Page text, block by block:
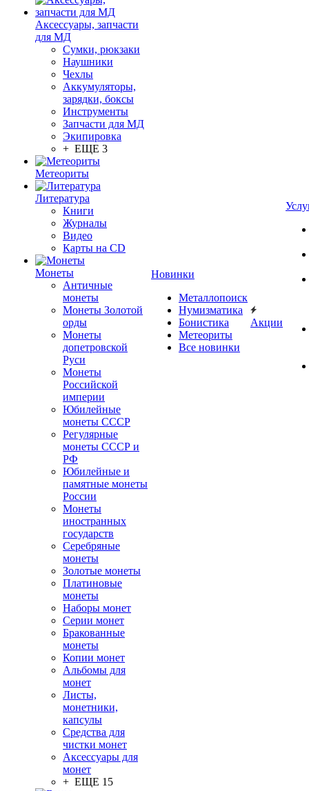
Аксессуары, запчасти
для МД
Сумки, рюкзаки
Наушники
Чехлы
Аккумуляторы,
зарядки, боксы
Инструменты
Запчасти для МД
Экипировка
+ ЕЩЕ 3
Метеориты
Литература
Книги
Журналы
Видео
Карты на CD
Монеты
Античные
монеты
Монеты Золотой
орды
Монеты
допетровской
Руси
Монеты
Российской
империи
Юбилейные
монеты СССР
Регулярные
монеты СССР и
РФ
Юбилейные и
памятные монеты
России
Монеты
иностранных
государств
Серебряные
монеты
Золотые монеты
Платиновые
монеты
Наборы монет
Серии монет
Бракованные
монеты
Копии монет
Альбомы для
монет
Листы,
монетники,
капсулы
Средства для
чистки монет
Аксессуары для
монет
+ ЕЩЕ 15
Новинки
Металлопоиск
Нумизматика
Бонистика
Метеориты
Все новинки
Акции